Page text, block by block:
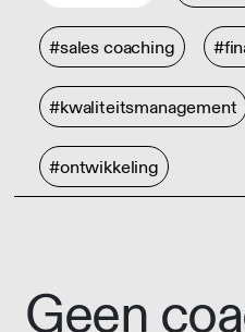
#sales coaching
#kwaliteitsmanagement
#ontwikkeling
Geen